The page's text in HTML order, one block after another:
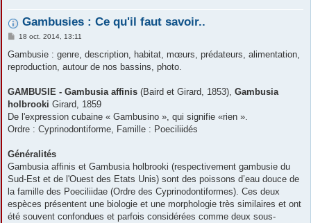
Gambusies : Ce qu'il faut savoir..
M
s
a
18 oct. 2014, 13:11
Gambusie : genre, description, habitat, mœurs, prédateurs, alimentation,
reproduction, autour de nos bassins, photo.
GAMBUSIE - Gambusia affinis (Baird et Girard, 1853), Gambusia
holbrooki Girard, 1859
De l'expression cubaine « Gambusino », qui signifie «rien ».
Ordre : Cyprinodontiforme, Famille : Poeciliidés
Généralités
Gambusia affinis et Gambusia holbrooki (respectivement gambusie du
Sud-Est et de l'Ouest des Etats Unis) sont des poissons d’eau douce de
la famille des Poeciliidae (Ordre des Cyprinodontiformes). Ces deux
espèces présentent une biologie et une morphologie très similaires et ont
été souvent confondues et parfois considérées comme deux sous-